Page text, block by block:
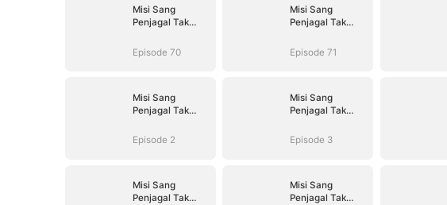
Misi Sang
Penjagal Tak
Episode 70
Misi Sang
Penjagal Tak
Episode 71
Misi Sang
Penjagal Tak
Episode 2
Misi Sang
Penjagal Tak
Episode 3
Misi Sang
Penjagal Tak
Misi Sang
Penjagal Tak